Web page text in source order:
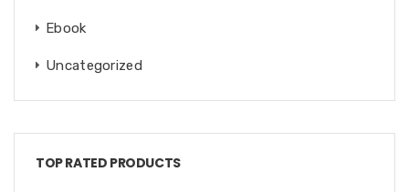
Ebook
Uncategorized
TOP RATED PRODUCTS